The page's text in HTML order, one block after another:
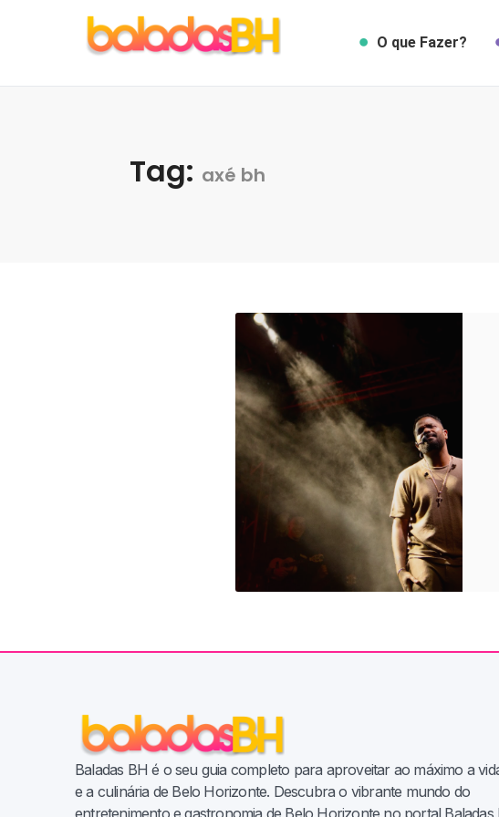
O que Fazer?
Tag: axé bh
Baladas BH é o seu guia completo para aproveitar ao máximo a
e a culinária de Belo Horizonte. Descubra o vibrante mundo do